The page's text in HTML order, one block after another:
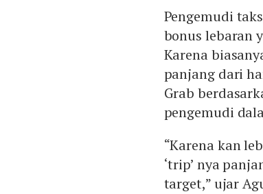
Pengemudi
bonus lebaran
Karena
panjang dari
Grab
pengemudi
“Karena kan
‘trip’ nya
target,” ujar